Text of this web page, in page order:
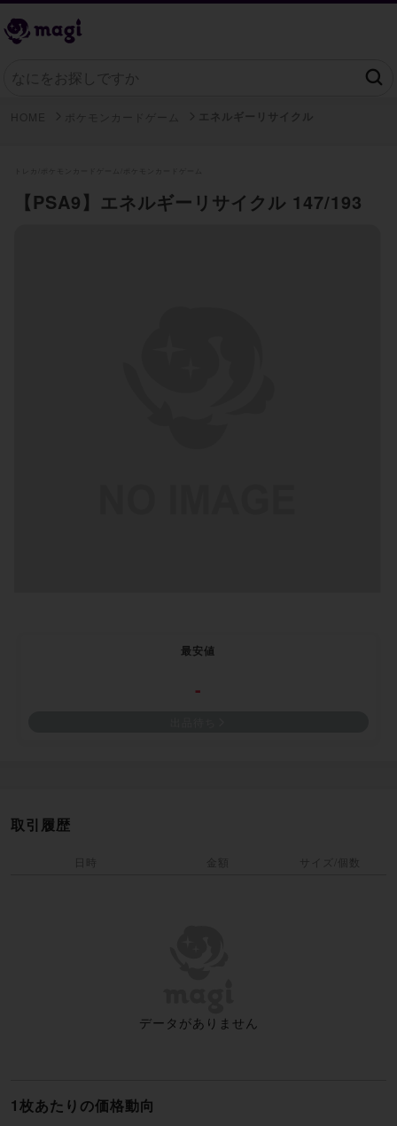
【PSA9】エネルギーリサイクル 147/193
最安値
-
1枚あたりの価格動向
取引履歴
日時 金額 サイズ/個数
データがありません